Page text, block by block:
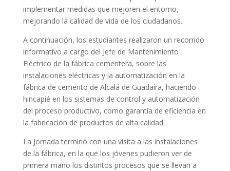
implementar medidas que mejoren el entorno,
mejorando la calidad de vida de los ciudadanos.
A continuación, los estudiantes realizaron un recorrido
informativo a cargo del Jefe de Mantenimiento
Eléctrico de la fábrica cementera, sobre las
instalaciones eléctricas y la automatización en la
fábrica de cemento de Alcalá de Guadaíra, haciendo
hincapié en los sistemas de control y automatización
del proceso productivo, como garantía de eficiencia en
la fabricación de productos de alta calidad.
La Jornada terminó con una visita a las instalaciones
de la fábrica, en la que los jóvenes pudieron ver de
primera mano los distintos procesos que se llevan a